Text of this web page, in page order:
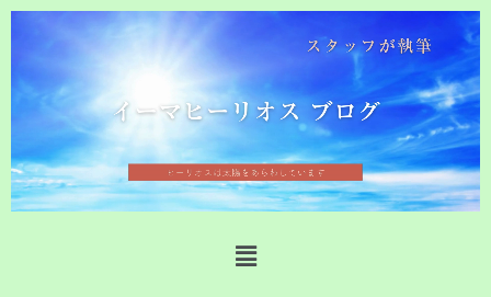
内
ッ
プ
メ
ニ